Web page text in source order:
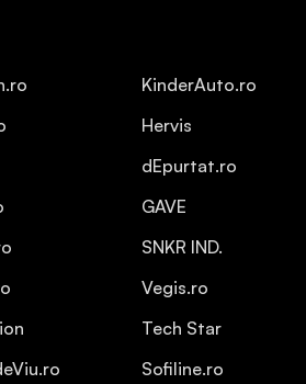
KinderAuto.ro
Hervis
dEpurtat.ro
GAVE
SNKR IND.
Vegis.ro
Tech Star
Sofiline.ro